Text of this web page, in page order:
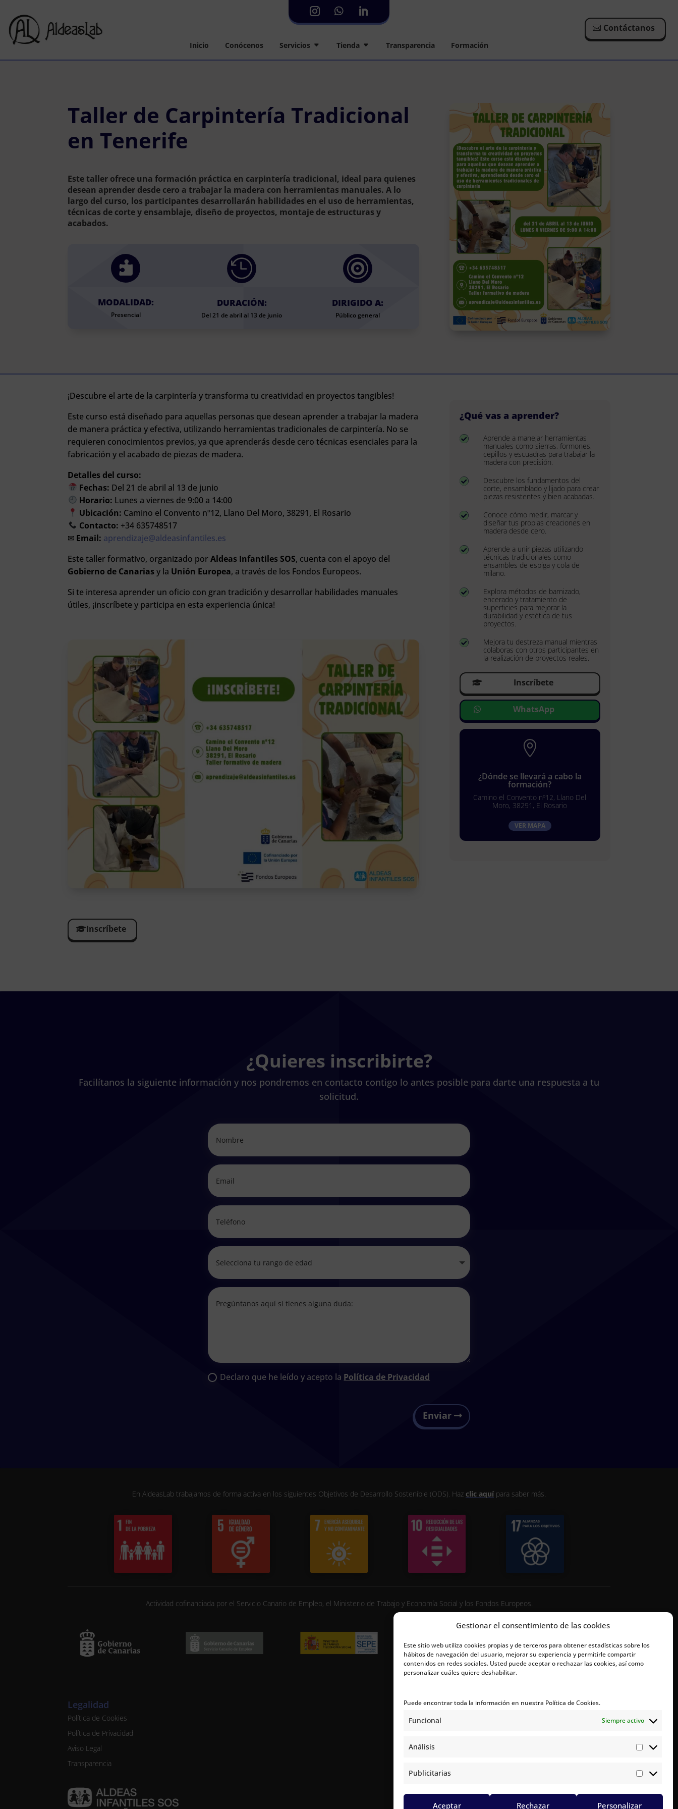
Gestionar el consentimiento de las cookies
Este sitio web utiliza cookies propias y de terceros para obtener estadísticas sobre los
hábitos de navegación del usuario, mejorar su experiencia y permitirle compartir
contenidos en redes sociales. Usted puede aceptar o rechazar las cookies, así como
personalizar cuáles quiere deshabilitar.
Puede encontrar toda la información en nuestra Política de Cookies.
Funcional Siempre activo
Análisis Análisis
Publicitarias
Aceptar Rechazar Personalizar
Inicio Conócenos Servicios Tienda Transparencia Formación
Contáctanos
Taller de Carpintería Tradicional
en Tenerife
Este taller ofrece una formación práctica en carpintería tradicional, ideal para quienes
desean aprender desde cero a trabajar la madera con herramientas manuales. A lo
largo del curso, los participantes desarrollarán habilidades en el uso de herramientas,
técnicas de corte y ensamblaje, diseño de proyectos, montaje de estructuras y
acabados.

MODALIDAD:
Presencial

DURACIÓN:
Del 21 de abril al 13 de junio

DIRIGIDO A:
Público general
¡Descubre el arte de la carpintería y transforma tu creatividad en proyectos tangibles!
Este curso está diseñado para aquellas personas que desean aprender a trabajar la madera
de manera práctica y efectiva, utilizando herramientas tradicionales de carpintería. No se
requieren conocimientos previos, ya que aprenderás desde cero técnicas esenciales para la
fabricación y el acabado de piezas de madera.
Detalles del curso:
Fechas: Del 21 de abril al 13 de junio
Horario: Lunes a viernes de 9:00 a 14:00
Ubicación: Camino el Convento nº12, Llano Del Moro, 38291, El Rosario
Contacto: +34 635748517
✉ Email: aprendizaje@aldeasinfantiles.es
Este taller formativo, organizado porAldeas Infantiles SOS, cuenta con el apoyo del
Gobierno de Canarias y la Unión Europea, a través de los Fondos Europeos.
Si te interesa aprender un oficio con gran tradición y desarrollar habilidades manuales
útiles, ¡inscríbete y participa en esta experiencia única!
Inscríbete
¿Qué vas a aprender?

Aprende a manejar herramientas
manuales como sierras, formones,
cepillos y escuadras para trabajar la
madera con precisión.

Descubre los fundamentos del
corte, ensamblado y lijado para crear
piezas resistentes y bien acabadas.

Conoce cómo medir, marcar y
diseñar tus propias creaciones en
madera desde cero.

Aprende a unir piezas utilizando
técnicas tradicionales como
ensambles de espiga y cola de
milano.

Explora métodos de barnizado,
encerado y tratamiento de
superficies para mejorar la
durabilidad y estética de tus
proyectos.

Mejora tu destreza manual mientras
colaboras con otros participantes en
la realización de proyectos reales.
Inscríbete
WhatsApp

¿Dónde se llevará a cabo la
formación?
Camino el Convento nº12, Llano Del
Moro, 38291, El Rosario
VER MAPA
¿Quieres inscribirte?
Facilítanos la siguiente información y nos pondremos en contacto contigo lo antes posible para darte una respuesta a tu
solicitud.
Declaro que he leído y acepto la Política de Privacidad
Enviar
En AldeasLab trabajamos de forma activa en los siguientes Objetivos de Desarrollo Sostenible (ODS). Haz clic aquípara saber más.
Actividad cofinanciada por el Servicio Canario de Empleo, el Ministerio de Trabajo y Economía Social y los Fondos Europeos.
Legalidad
Política de Cookies
Política de Privacidad
Aviso Legal
Transparencia
Contacto
